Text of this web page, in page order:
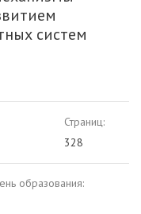
систем
Страниц:
328
образования: